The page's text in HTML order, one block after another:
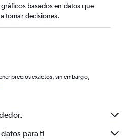
basados en datos que
tomar decisiones.
precios exactos, sin embargo,
para ti